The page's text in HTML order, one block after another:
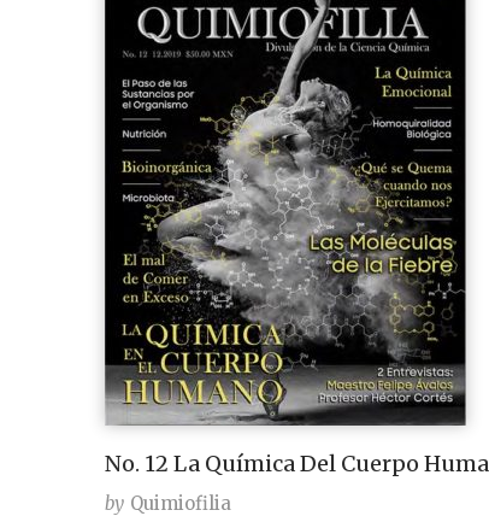
No. 12 La Química Del Cuerpo
by Quimiofilia